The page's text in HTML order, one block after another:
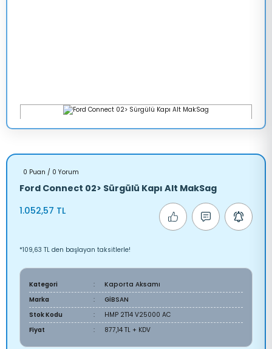
0 Puan / 0 Yorum
Ford Connect 02> Sürgülü Kapı Alt MakSag
1.052,57 TL
*109,63 TL den başlayan taksitlerle!
Kategori
Kaporta Aksamı
Marka
GİBSAN
Stok Kodu
HMP 2T14 V25000 AC
Fiyat
877,14 TL + KDV